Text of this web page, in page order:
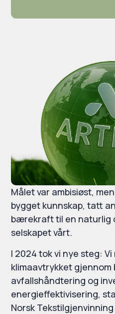
Målet var ambisiøst,
bygget kunnskap, tatt
bærekraft til en naturlig
selskapet vårt.
I 2024 tok vi nye steg:
klimaavtrykket gjennom
avfallshåndtering og
energieffektivisering,
Norsk